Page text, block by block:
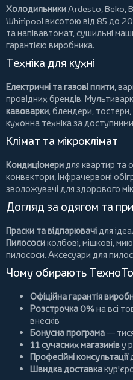
ХолодильникиArdesto,Beko,
Whirlpool висотою від 85 до
та напівавтомат,сушильні
гарантією виробника.
Техніка для кухні
Електричні та газові плити,
провідних брендів.
кавоварки,блендери, тостери,
кухонна техніка за
Клімат та мікроклімат
Кондиціонеридля квартир та
конвектори,інфрачервоні
зволожувачі для здорового
Догляд за одягом та
Праски та відпарювачідля
Пилососиколбові,мішкові,
пилососи. Аксесуари для
Чому обирають
Офіційна гарантія
Розстрочка 0%на всі
внесків
Бонусна програма—
11 сучасних магазиніву
Професійні консультації
Швидка доставка